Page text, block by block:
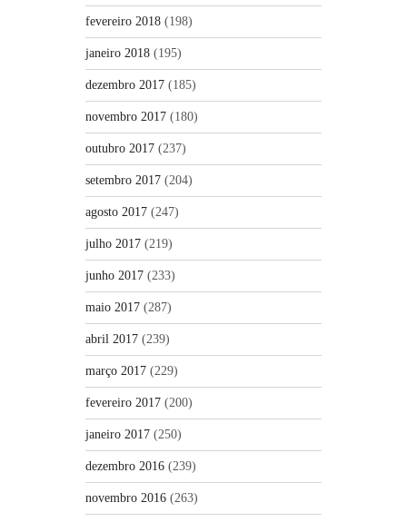
fevereiro 2018 (198)
janeiro 2018 (195)
dezembro 2017 (185)
novembro 2017 (180)
outubro 2017 (237)
setembro 2017 (204)
agosto 2017 (247)
julho 2017 (219)
junho 2017 (233)
maio 2017 (287)
abril 2017 (239)
março 2017 (229)
fevereiro 2017 (200)
janeiro 2017 (250)
dezembro 2016 (239)
novembro 2016 (263)